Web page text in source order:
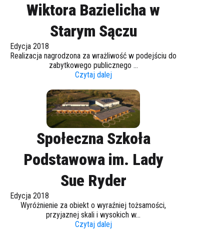
Wiktora Bazielicha w
Starym Sączu
Edycja 2018
Realizacja nagrodzona za wrażliwość w podejściu do
zabytkowego publicznego ...
Czytaj dalej
Społeczna Szkoła
Podstawowa im. Lady
Sue Ryder
Edycja 2018
Wyróżnienie za obiekt o wyraźniej tożsamości,
przyjaznej skali i wysokich w...
Czytaj dalej